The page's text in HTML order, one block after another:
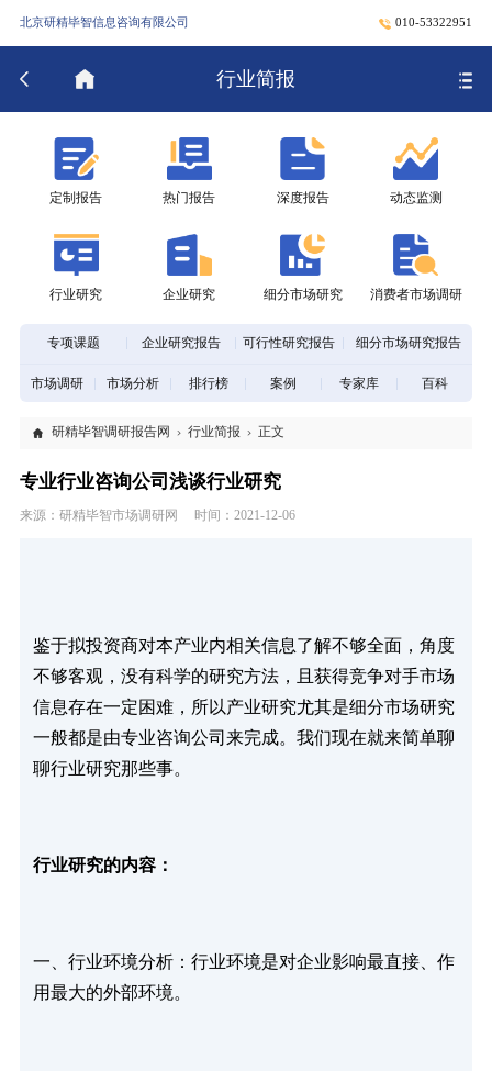
北京研精毕智信息咨询有限公司 010-53322951
行业简报
定制报告 热门报告 深度报告 动态监测
行业研究 企业研究 细分市场研究 消费者市场调研
专项课题 企业研究报告 可行性研究报告 细分市场研究报告
市场调研 市场分析 排行榜 案例 专家库 百科
研精毕智调研报告网 行业简报 正文
专业行业咨询公司浅谈行业研究
来源：研精毕智市场调研网 时间：2021-12-06
鉴于拟投资商对本产业内相关信息了解不够全面，角度
不够客观，没有科学的研究方法，且获得竞争对手市场
信息存在一定困难，所以产业研究尤其是细分市场研究
一般都是由专业咨询公司来完成。我们现在就来简单聊
聊行业研究那些事。
行业研究的内容：
一、行业环境分析：行业环境是对企业影响最直接、作
用最大的外部环境。